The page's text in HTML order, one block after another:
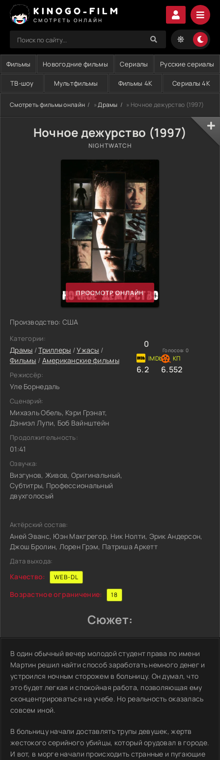
KINOGO-FILM
СМОТРЕТЬ ОНЛАЙН
Фильмы Новогодние фильмы Сериалы Русские сериалы
ТВ-шоу Мультфильмы Фильмы 4K Сериалы 4K
Смотреть фильмы онлайн »Драмы » Ночное дежурство (1997)
Ночное дежурство (1997)
NIGHTWATCH
ПРОСМОТР ОНЛАЙН
Производство: США
Категории:
Драмы /Триллеры /Ужасы /
Фильмы / Американские фильмы
Режиссёр:
Уле Борнедаль
Сценарий:
Михаэль Обель, Кэри Грэнат,
Дэниэл Лупи, Боб Вайнштейн
Продолжительность:
01:41
Озвучка:
Визгунов, Живов, Оригинальный,
Субтитры, Профессиональный
двухголосый
0
Голосов: 0
6.2 6.552
Актёрский состав:
Аней Эванс, Юэн Макгрегор, Ник Нолти, Эрик Андерсон,
Джош Бролин, Лорен Грэм, Патриша Аркетт
Дата выхода:
Качество: WEB-DL
Возрастное ограничение: 18
Сюжет:
В один обычный вечер молодой студент права по имени
Мартин решил найти способ заработать немного денег и
устроился ночным сторожем в больницу. Он думал, что
это будет легкая и спокойная работа, позволяющая ему
сконцентрироваться на учебе. Но реальность оказалась
совсем иной.
В больницу начали доставлять трупы девушек, жертв
жестокого серийного убийцы, который орудовал в городе.
И вот, в морге начали происходить странные и пугающие